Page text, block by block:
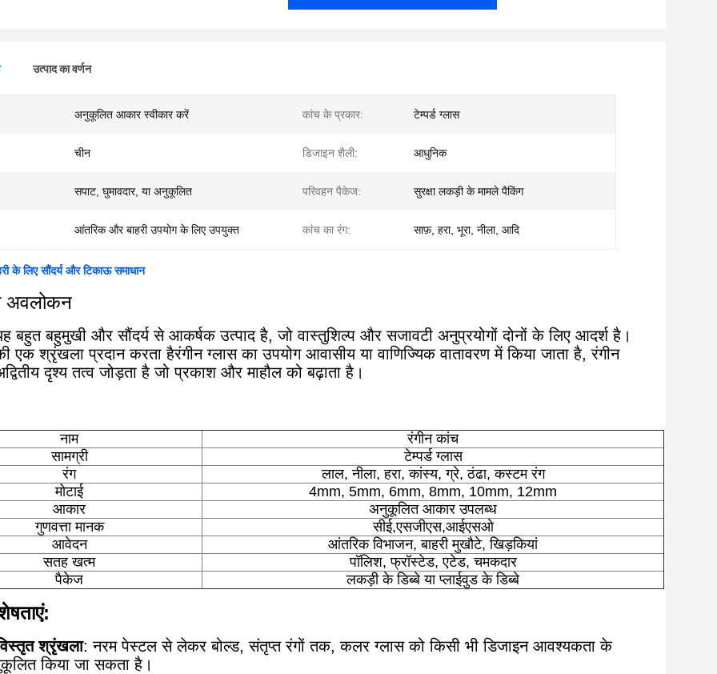
उत्पाद का वर्णन
अनुकूलित आकार स्वीकार करें कांच के प्रकार: टेम्पर्ड ग्लास
चीन डिजाइन शैली: आधुनिक
सपाट, घुमावदार, या अनुकूलित परिवहन पैकेज: सुरक्षा लकड़ी के मामले पैकिंग
आंतरिक और बाहरी उपयोग के लिए उपयुक्त कांच का रंग: साफ़, हरा, भूरा, नीला, आदि
के लिए सौंदर्य और टिकाऊ समाधान
अवलोकन
बहुत बहुमुखी और सौंदर्य से आकर्षक उत्पाद है, जो वास्तुशिल्प और सजावटी अनुप्रयोगों दोनों के लिए आदर्श है।
एक श्रृंखला प्रदान करता हैरंगीन ग्लास का उपयोग आवासीय या वाणिज्यिक वातावरण में किया जाता है, रंगीन
दृश्य तत्व जोड़ता है जो प्रकाश और माहौल को बढ़ाता है।
नाम
रंगीन कांच
सामग्री
टेम्पर्ड ग्लास
रंग
लाल, नीला, हरा, कांस्य, ग्रे, ठंढा, कस्टम रंग
मोटाई
4mm, 5mm, 6mm, 8mm, 10mm, 12mm
आकार
अनुकूलित आकार उपलब्ध
गुणवत्ता मानक
सीई,एसजीएस,आईएसओ
आवेदन
आंतरिक विभाजन, बाहरी मुखौटे, खिड़कियां
सतह खत्म
पॉलिश, फ्रॉस्टेड, एटेड, चमकदार
पैकेज
लकड़ी के डिब्बे या प्लाईवुड के डिब्बे
श्रृंखला: नरम पेस्टल से लेकर बोल्ड, संतृप्त रंगों तक, कलर ग्लास को किसी भी डिजाइन आवश्यकता के
किया जा सकता है।